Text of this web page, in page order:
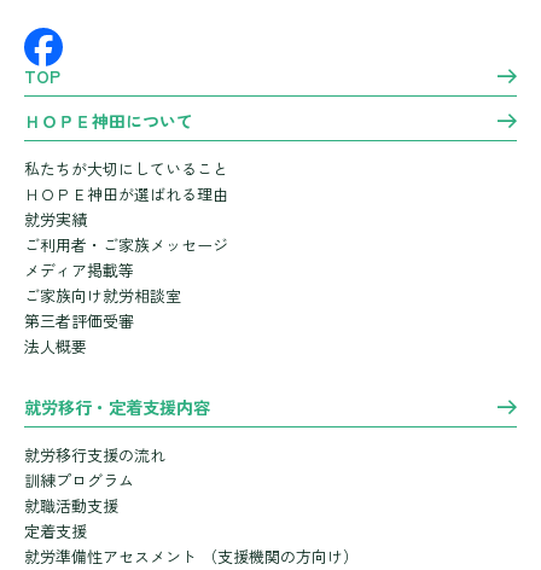
TOP
ＨＯＰＥ神田について
私たちが大切にしていること
ＨＯＰＥ神田が選ばれる理由
就労実績
ご利用者・ご家族メッセージ
メディア掲載等
ご家族向け就労相談室
第三者評価受審
法人概要
就労移行・定着支援内容
就労移行支援の流れ
訓練プログラム
就職活動支援
定着支援
就労準備性アセスメント
（支援機関の方向け）